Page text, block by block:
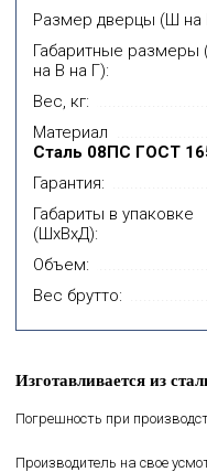
Размер дверцы (Ш на
Габаритные размеры
на В на Г):
Вес, кг:
Материал
Сталь 08ПС ГОСТ
Гарантия:
Габариты в упаковке
(ШхВхД):
Объем:
Вес брутто:
Изготавливается из
Погрешность при
Производитель на свое